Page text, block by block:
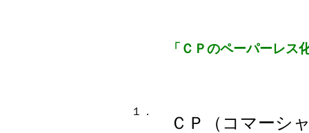
「ＣＰのペーパーレス
１．
ＣＰ（コマーシ